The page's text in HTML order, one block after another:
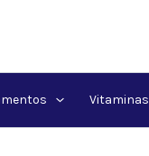
Vitaminas